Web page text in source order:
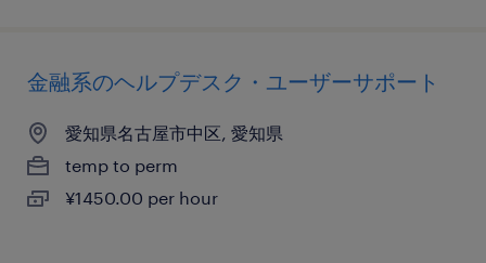
金融系のヘルプデスク・ユーザーサポート
愛知県名古屋市中区, 愛知県
temp to perm
¥1450.00 per hour